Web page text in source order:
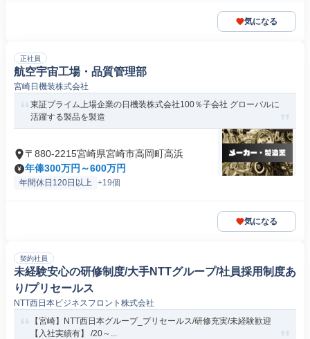
気になる
正社員
航空宇宙工場・品質管理部
宮崎日機装株式会社
東証プライム上場企業の日機装株式会社100％子会社 グローバルに
活躍する製品を製造
〒880-2215宮崎県宮崎市高岡町高浜
年俸300万円～600万円
年間休日120日以上 +19個
気になる
契約社員
未経験安心の研修制度/大手NTTグループ/社員採用制度あ
り/プリセールス
NTT西日本ビジネスフロント株式会社
【宮崎】NTT西日本グループ_プリセールス/研修充実/未経験歓迎
【入社実績有】 /20～...